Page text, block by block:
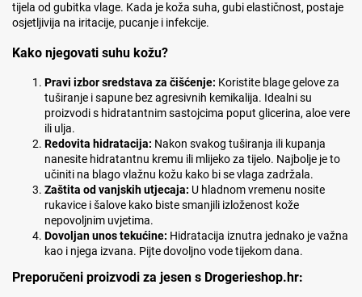
tijela od gubitka vlage. Kada je koža suha, gubi elastičnost, postaje
osjetljivija na iritacije, pucanje i infekcije.
Kako njegovati suhu kožu?
Pravi izbor sredstava za čišćenje: Koristite blage gelove za
tuširanje i sapune bez agresivnih kemikalija. Idealni su
proizvodi s hidratantnim sastojcima poput glicerina, aloe vere
ili ulja.
Redovita hidratacija: Nakon svakog tuširanja ili kupanja
nanesite hidratantnu kremu ili mlijeko za tijelo. Najbolje je to
učiniti na blago vlažnu kožu kako bi se vlaga zadržala.
Zaštita od vanjskih utjecaja: U hladnom vremenu nosite
rukavice i šalove kako biste smanjili izloženost kože
nepovoljnim uvjetima.
Dovoljan unos tekućine: Hidratacija iznutra jednako je važna
kao i njega izvana. Pijte dovoljno vode tijekom dana.
Preporučeni proizvodi za jesen s Drogerieshop.hr: